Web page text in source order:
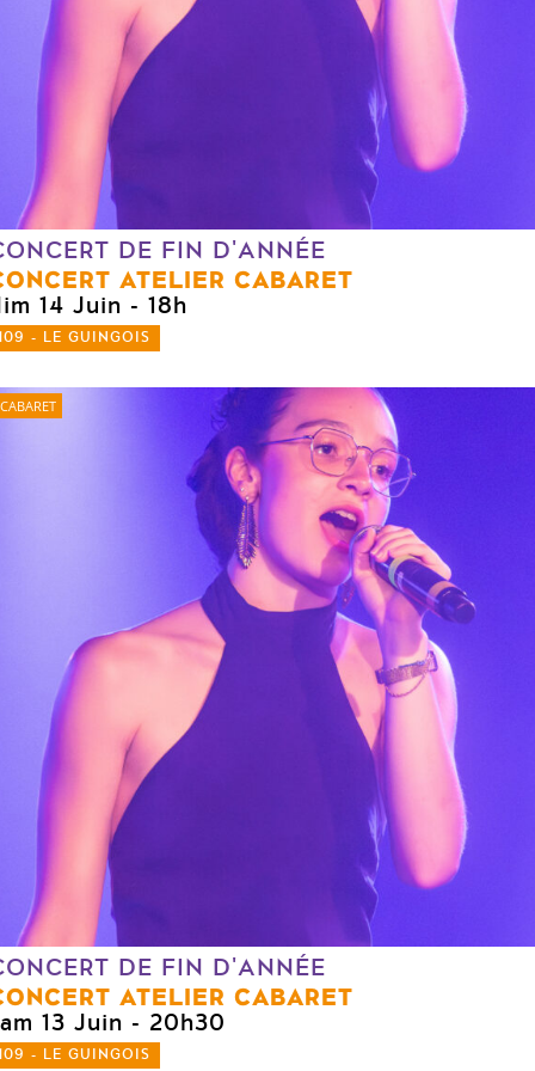
DE FIN D'ANNÉE
ATELIER CABARET
14 Juin - 18h
- LE GUINGOIS
CABARET
DE FIN D'ANNÉE
ATELIER CABARET
13 Juin - 20h30
- LE GUINGOIS